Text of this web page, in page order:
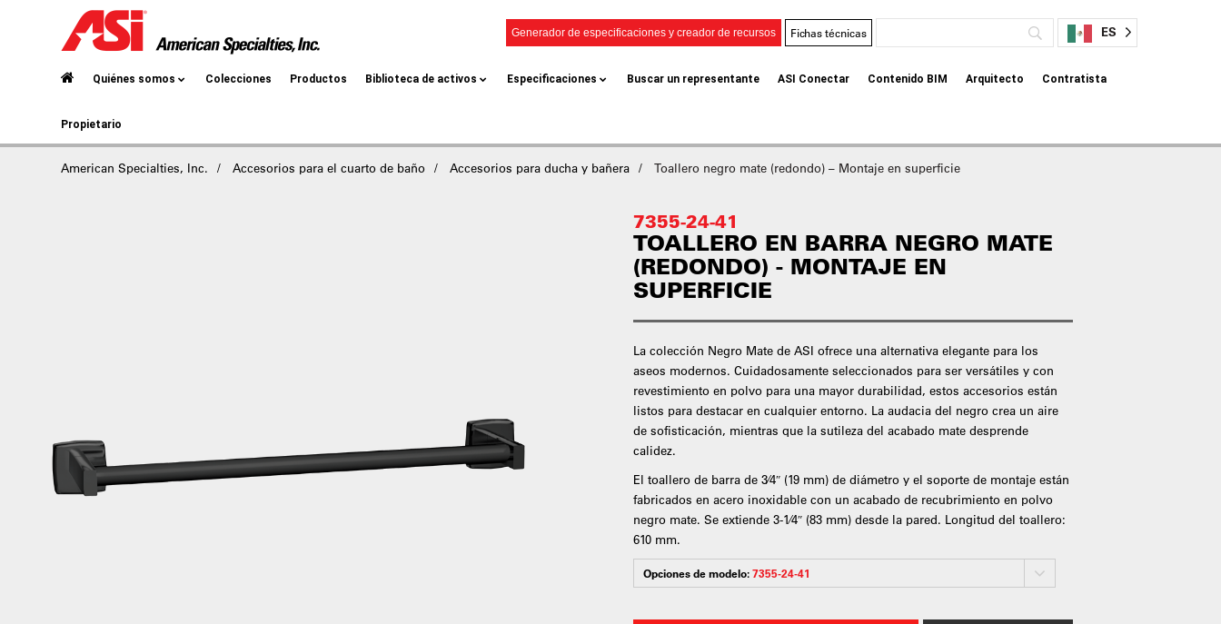
Generador de especificaciones y creador de recursos Fichas técnicas ES
Quiénes somos Colecciones Productos Biblioteca de activos Especificaciones Buscar un representante ASI Conectar Contenido BIM Arquitecto Contratista
Propietario
American Specialties, Inc. Accesorios para el cuarto de baño Accesorios para ducha y bañera Toallero negro mate (redondo) – Montaje en superficie
7355-24-41
TOALLERO EN BARRA NEGRO MATE
(REDONDO) - MONTAJE EN
SUPERFICIE
La colección Negro Mate de ASI ofrece una alternativa elegante para los
aseos modernos. Cuidadosamente seleccionados para ser versátiles y con
revestimiento en polvo para una mayor durabilidad, estos accesorios están
listos para destacar en cualquier entorno. La audacia del negro crea un aire
de sofisticación, mientras que la sutileza del acabado mate desprende
calidez.
El toallero de barra de 3⁄4″ (19 mm) de diámetro y el soporte de montaje están
fabricados en acero inoxidable con un acabado de recubrimiento en polvo
negro mate. Se extiende 3-1⁄4″ (83 mm) desde la pared. Longitud del toallero:
610 mm.
Opciones de modelo:7355-24-41